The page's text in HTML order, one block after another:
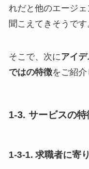
れだと他のエージ
聞こえてきそうです
そこで、次にアイ
ではの特徴をご紹介
1-3. サービスの特
1-3-1. 求職者に寄